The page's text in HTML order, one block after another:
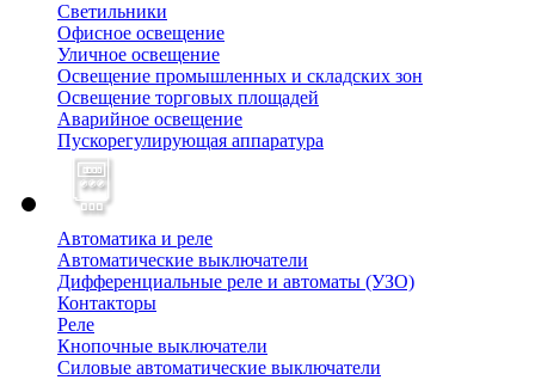
Светильники
Офисное освещение
Уличное освещение
Освещение промышленных и складских зон
Освещение торговых площадей
Аварийное освещение
Пускорегулирующая аппаратура
Автоматика и реле
Автоматические выключатели
Дифференциальные реле и автоматы (УЗО)
Контакторы
Реле
Кнопочные выключатели
Силовые автоматические выключатели